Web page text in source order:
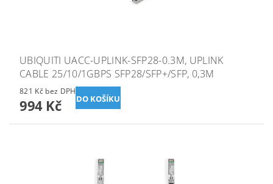
UBIQUITI UACC-UPLINK-SFP28-0.3M, UPLINK
CABLE 25/10/1GBPS SFP28/SFP+/SFP, 0,3M
821 Kč bez DPH
994 Kč